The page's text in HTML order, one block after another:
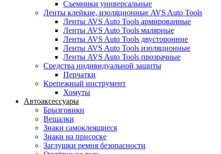
Съемники универсальные
Ленты клейкие, изоляционные AVS Auto Tools
Ленты AVS Auto Tools армированные
Ленты AVS Auto Tools малярные
Ленты AVS Auto Tools двусторонние
Ленты AVS Auto Tools изоляционные
Ленты AVS Auto Tools прозрачные
Средства индивидуальной защиты
Перчатки
Крепежный инструмент
Хомуты
Автоаксессуары
Брызговики
Вешалки
Знаки самоклеящиеся
Знаки на присоске
Заглушки ремня безопасности